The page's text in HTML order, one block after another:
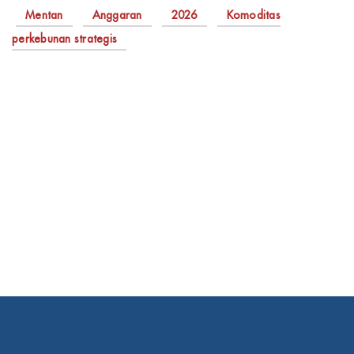
Mentan Anggaran 2026
Komoditas
perkebunan strategis